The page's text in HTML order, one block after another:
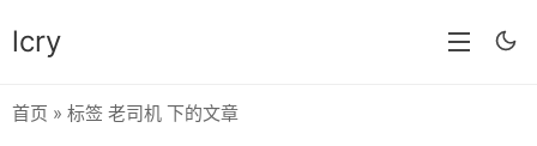
lcry
首页 » 标签 老司机 下的文章